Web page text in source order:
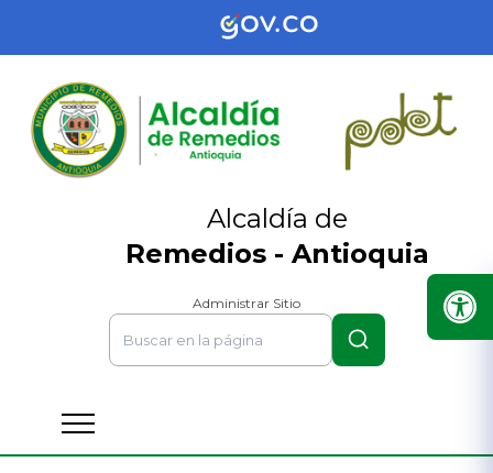
Alcaldía de
Remedios - Antioquia
Administrar Sitio